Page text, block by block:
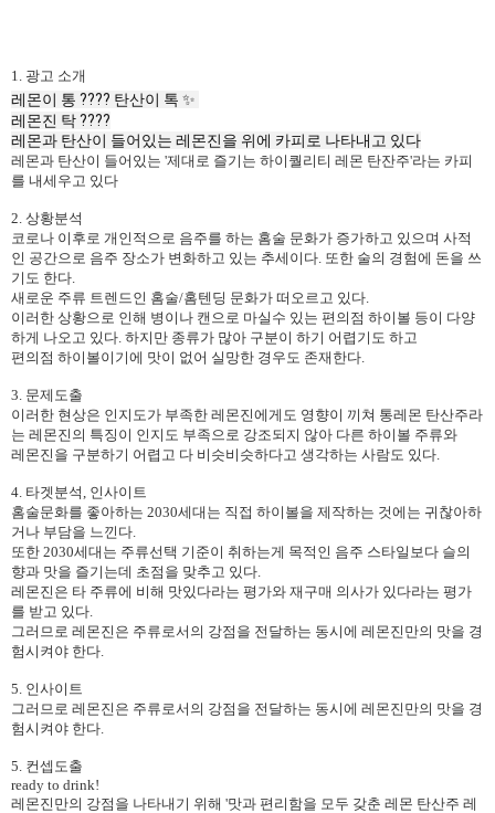
1. 광고 소개
레몬이 통 ???? 탄산이 톡 ✨
레몬진 탁 ????
레몬과 탄산이 들어있는 레몬진을 위에 카피로 나타내고 있다
레몬과 탄산이 들어있는 '제대로 즐기는 하이퀄리티 레몬 탄잔주'라는 카피
를 내세우고 있다
2. 상황분석
코로나 이후로 개인적으로 음주를 하는 홈술 문화가 증가하고 있으며 사적
인 공간으로 음주 장소가 변화하고 있는 추세이다. 또한 술의 경험에 돈을 쓰
기도 한다.
새로운 주류 트렌드인 홈술/홈텐딩 문화가 떠오르고 있다.
이러한 상황으로 인해 병이나 캔으로 마실수 있는 편의점 하이볼 등이 다양
하게 나오고 있다. 하지만 종류가 많아 구분이 하기 어렵기도 하고
편의점 하이볼이기에 맛이 없어 실망한 경우도 존재한다.
3. 문제도출
이러한 현상은 인지도가 부족한 레몬진에게도 영향이 끼쳐 통레몬 탄산주라
는 레몬진의 특징이 인지도 부족으로 강조되지 않아 다른 하이볼 주류와
레몬진을 구분하기 어렵고 다 비슷비슷하다고 생각하는 사람도 있다.
4. 타겟분석, 인사이트
홈술문화를 좋아하는 2030세대는 직접 하이볼을 제작하는 것에는 귀찮아하
거나 부담을 느낀다.
또한 2030세대는 주류선택 기준이 취하는게 목적인 음주 스타일보다 슬의
향과 맛을 즐기는데 초점을 맞추고 있다.
레몬진은 타 주류에 비해 맛있다라는 평가와 재구매 의사가 있다라는 평가
를 받고 있다.
그러므로 레몬진은 주류로서의 강점을 전달하는 동시에 레몬진만의 맛을 경
험시켜야 한다.
5. 인사이트
그러므로 레몬진은 주류로서의 강점을 전달하는 동시에 레몬진만의 맛을 경
험시켜야 한다.
5. 컨셉도출
ready to drink!
레몬진만의 강점을 나타내기 위해 '맛과 편리함을 모두 갖춘 레몬 탄산주 레